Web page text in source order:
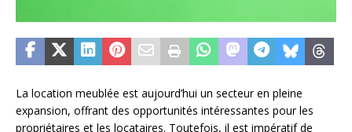
La location meublée est aujourd’hui un secteur en pleine
expansion, offrant des opportunités intéressantes pour les
propriétaires et les locataires. Toutefois, il est impératif de